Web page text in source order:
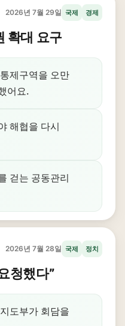
2026년 7월 29일 국제 경제
확대 요구
제구역을 오만
어요.
해협을 다시
걷는 공동관리
2026년 7월 28일 국제 정치
청했다”
도부가 회담을